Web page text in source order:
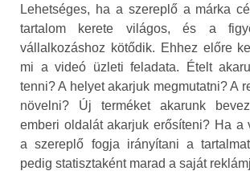
Lehetséges, ha a szereplő a márka
tartalom kerete világos, és a
vállalkozáshoz kötődik. Ehhez előre
mi a videó üzleti feladata. Ételt
tenni? A helyet akarjuk megmutatni? A
növelni? Új terméket akarunk
emberi oldalát akarjuk erősíteni? Ha a
a szereplő fogja irányítani a
pedig statisztaként marad a saját